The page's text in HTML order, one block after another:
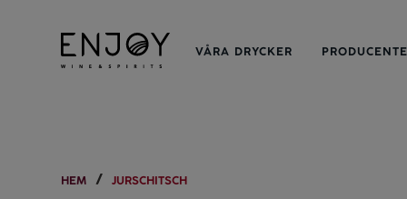
VÅRA DRYCKER
HEM JURSCHITSCH